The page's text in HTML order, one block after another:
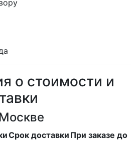
о стоимости и
Срок доставки При заказе до